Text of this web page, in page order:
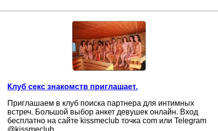
Клуб секс знакомств приглашает.
Приглашаем в клуб поиска партнера для интимных
встреч. Большой выбор анкет девушек онлайн. Вход
бесплатно на сайте kissmeclub точка com или Telegram
@kissmeclub ...